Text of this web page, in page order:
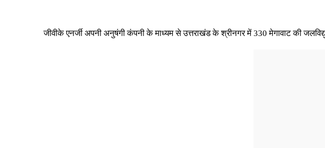
जीवीके एनर्जी अपनी अनुषंगी कंपनी के माध्यम से उत्तराखंड के श्रीनगर में 330 मेगावाट की